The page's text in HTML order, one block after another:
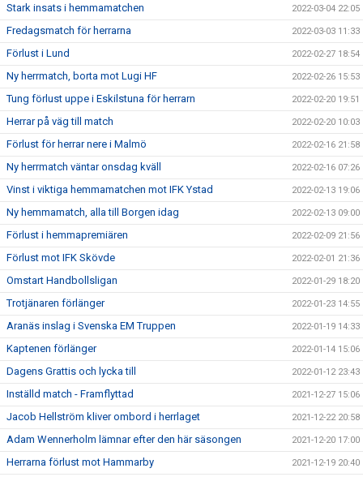
Stark insats i hemmamatchen 2022-03-04 22:05
Fredagsmatch för herrarna 2022-03-03 11:33
Förlust i Lund 2022-02-27 18:54
Ny herrmatch, borta mot Lugi HF 2022-02-26 15:53
Tung förlust uppe i Eskilstuna för herrarn 2022-02-20 19:51
Herrar på väg till match 2022-02-20 10:03
Förlust för herrar nere i Malmö 2022-02-16 21:58
Ny herrmatch väntar onsdag kväll 2022-02-16 07:26
Vinst i viktiga hemmamatchen mot IFK Ystad 2022-02-13 19:06
Ny hemmamatch, alla till Borgen idag 2022-02-13 09:00
Förlust i hemmapremiären 2022-02-09 21:56
Förlust mot IFK Skövde 2022-02-01 21:36
Omstart Handbollsligan 2022-01-29 18:20
Trotjänaren förlänger 2022-01-23 14:55
Aranäs inslag i Svenska EM Truppen 2022-01-19 14:33
Kaptenen förlänger 2022-01-14 15:06
Dagens Grattis och lycka till 2022-01-12 23:43
Inställd match - Framflyttad 2021-12-27 15:06
Jacob Hellström kliver ombord i herrlaget 2021-12-22 20:58
Adam Wennerholm lämnar efter den här säsongen 2021-12-20 17:00
Herrarna förlust mot Hammarby 2021-12-19 20:40